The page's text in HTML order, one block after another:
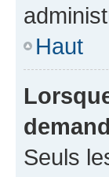
Haut
Seuls